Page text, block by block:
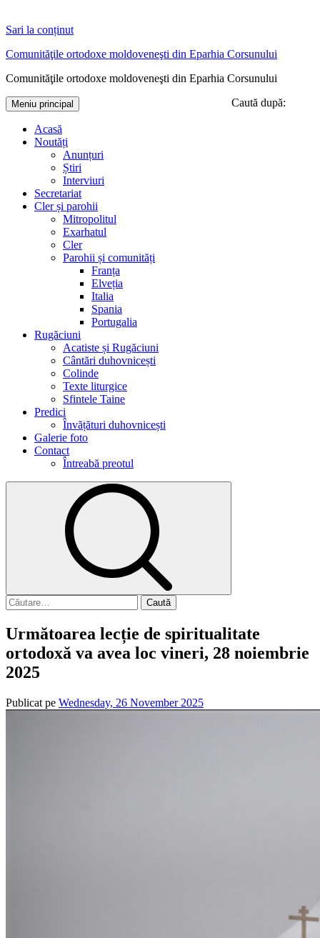
Sari la conținut
Comunităţile ortodoxe moldoveneşti din Eparhia Corsunului
Comunităţile ortodoxe moldoveneşti din Eparhia Corsunului
Meniu principal
Acasă
Noutăți
Anunțuri
Știri
Interviuri
Secretariat
Cler și parohii
Mitropolitul
Exarhatul
Cler
Parohii și comunități
Franța
Elveția
Italia
Spania
Portugalia
Rugăciuni
Acatiste și Rugăciuni
Cântări duhovnicești
Colinde
Texte liturgice
Sfintele Taine
Predici
Învățături duhovnicești
Galerie foto
Contact
Întreabă preotul
Caută după:
Următoarea lecție de spiritualitate
ortodoxă va avea loc vineri, 28 noiembrie
2025
Publicat pe Wednesday, 26 November 2025